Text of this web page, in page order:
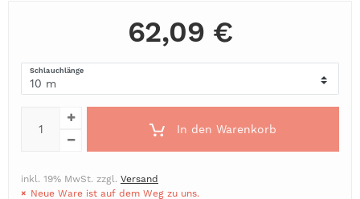
62,09 €
Schlauchlänge
In den Warenkorb
inkl. 19% MwSt. zzgl. Versand
Neue Ware ist auf dem Weg zu uns.